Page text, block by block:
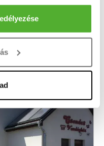
annak konkrét
a
vagy visszavonhatja a
biztosításához,
Ezenkívül
partnereinkkel
Köröstarcsán otthon és biztos megélhetés egy helyen! Köröstarcsa központjában eladó egy ...